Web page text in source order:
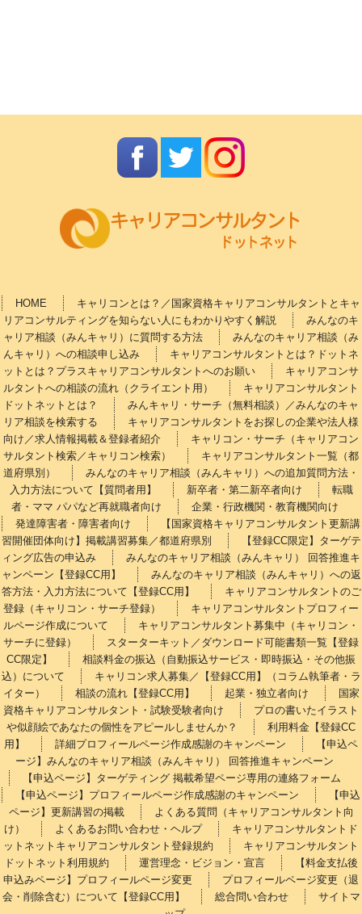
HOME
キャリコンとは？／国家資格キャリアコンサルタントとキャ
リアコンサルティングを知らない人にもわかりやすく解説
みんなのキ
ャリア相談（みんキャリ）に質問する方法
みんなのキャリア相談（み
んキャリ）への相談申し込み
キャリアコンサルタントとは？ドットネ
ットとは？プラスキャリアコンサルタントへのお願い
キャリアコンサ
ルタントへの相談の流れ（クライエント用）
キャリアコンサルタント
ドットネットとは？
みんキャリ・サーチ（無料相談）／みんなのキャ
リア相談を検索する
キャリアコンサルタントをお探しの企業や法人様
向け／求人情報掲載＆登録者紹介
キャリコン・サーチ（キャリアコン
サルタント検索／キャリコン検索）
キャリアコンサルタント一覧（都
道府県別）
みんなのキャリア相談（みんキャリ）への追加質問方法・
入力方法について【質問者用】
新卒者・第二新卒者向け
転職
者・ママ パパなど再就職者向け
企業・行政機関・教育機関向け
発達障害者・障害者向け
【国家資格キャリアコンサルタント更新講
習開催団体向け】掲載講習募集／都道府県別
【登録CC限定】ターゲテ
ィング広告の申込み
みんなのキャリア相談（みんキャリ） 回答推進キ
ャンペーン【登録CC用】
みんなのキャリア相談（みんキャリ）への返
答方法・入力方法について【登録CC用】
キャリアコンサルタントのご
登録（キャリコン・サーチ登録）
キャリアコンサルタントプロフィー
ルページ作成について
キャリアコンサルタント募集中（キャリコン・
サーチに登録）
スターターキット／ダウンロード可能書類一覧【登録
CC限定】
相談料金の振込（自動振込サービス・即時振込・その他振
込）について
キャリコン求人募集／【登録CC用】（コラム執筆者・ラ
イター）
相談の流れ【登録CC用】 起業・独立者向け
国家
資格キャリアコンサルタント・試験受験者向け
プロの書いたイラスト
や似顔絵であなたの個性をアピールしませんか？
利用料金【登録CC
用】
詳細プロフィールページ作成感謝のキャンペーン
【申込ペ
ージ】みんなのキャリア相談（みんキャリ） 回答推進キャンペーン
【申込ページ】ターゲティング 掲載希望ページ専用の連絡フォーム
【申込ページ】プロフィールページ作成感謝のキャンペーン
【申込
ページ】更新講習の掲載
よくある質問（キャリアコンサルタント向
け）
よくあるお問い合わせ・ヘルプ
キャリアコンサルタントド
ットネットキャリアコンサルタント登録規約
キャリアコンサルタント
ドットネット利用規約
運営理念・ビジョン・宣言
【料金支払後
申込みページ】プロフィールページ変更
プロフィールページ変更（退
会・削除含む）について【登録CC用】
総合問い合わせ
サイトマ